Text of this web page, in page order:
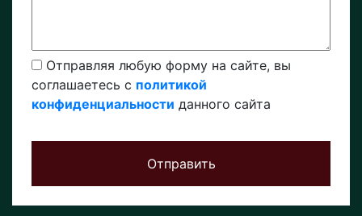
Отправляя любую форму на сайте, вы
соглашаетесь с политикой
конфиденциальности данного сайта
Отправить